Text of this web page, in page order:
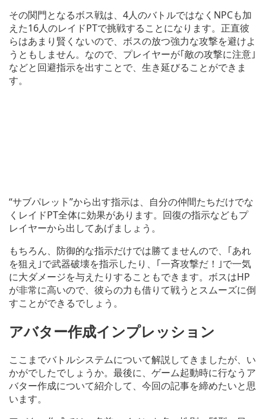
その関門となるボス戦は、4人のバトルではなくNPCも加
えた16人のレイドPTで挑戦することになります。正直彼
らはあまり賢くないので、ボスの放つ強力な攻撃を避けよ
うともしません。なので、プレイヤーが｢敵の攻撃に注意｣
などと回避指示を出すことで、生き延びることができま
す。
“サブパレット”から出す指示は、自分の仲間たちだけでな
くレイドPT全体に効果があります。回復の指示などもプ
レイヤーから出してあげましょう。
もちろん、防御的な指示だけでは勝てませんので、｢あれ
を狙え｣で武器破壊を指示したり、｢一斉攻撃だ！｣で一気
に大ダメージを与えたりすることもできます。ボスはHP
が非常に高いので、彼らの力も借りて戦うとスムーズに倒
すことができるでしょう。
アバター作成インプレッション
ここまでバトルシステムについて解説してきましたが、い
かがでしたでしょうか。最後に、ゲーム起動時に行なうア
バター作成について紹介して、今回の記事を締めたいと思
います。